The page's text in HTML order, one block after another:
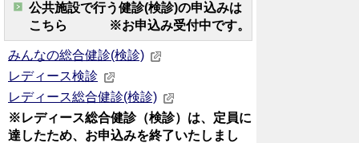
公共施設で行う健診(検診)の申込みは
こちら ※お申込み受付中です。
みんなの総合健診(検診)
レディース検診
レディース総合健診(検診)
※レディース総合健診（検診）は、定員に
達したため、お申込みを終了いたしまし